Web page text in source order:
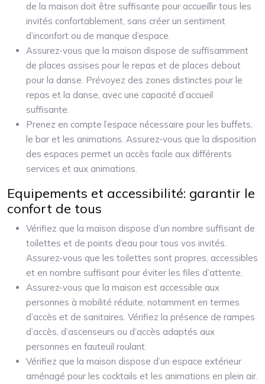
de la maison doit être suffisante pour accueillir tous les
invités confortablement, sans créer un sentiment
d’inconfort ou de manque d’espace.
Assurez-vous que la maison dispose de suffisamment
de places assises pour le repas et de places debout
pour la danse. Prévoyez des zones distinctes pour le
repas et la danse, avec une capacité d’accueil
suffisante.
Prenez en compte l’espace nécessaire pour les buffets,
le bar et les animations. Assurez-vous que la disposition
des espaces permet un accès facile aux différents
services et aux animations.
Equipements et accessibilité: garantir le
confort de tous
Vérifiez que la maison dispose d’un nombre suffisant de
toilettes et de points d’eau pour tous vos invités.
Assurez-vous que les toilettes sont propres, accessibles
et en nombre suffisant pour éviter les files d’attente.
Assurez-vous que la maison est accessible aux
personnes à mobilité réduite, notamment en termes
d’accès et de sanitaires. Vérifiez la présence de rampes
d’accès, d’ascenseurs ou d’accès adaptés aux
personnes en fauteuil roulant.
Vérifiez que la maison dispose d’un espace extérieur
aménagé pour les cocktails et les animations en plein air.